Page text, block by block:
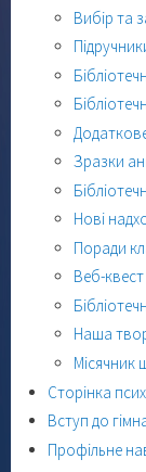
Вибір та
Зразки
Нові
Поради
Веб-квест
Наша
Місячник
Сторінка
Вступ до
Профільне